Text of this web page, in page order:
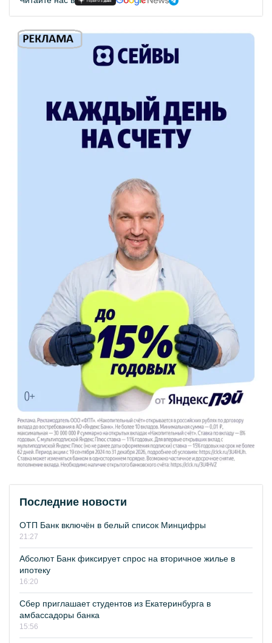
Последние новости
ОТП Банк включён в белый список Минцифры
21:27
Абсолют Банк фиксирует спрос на вторичное жилье в
ипотеку
16:20
Сбер приглашает студентов из Екатеринбурга в
амбассадоры банка
15:56